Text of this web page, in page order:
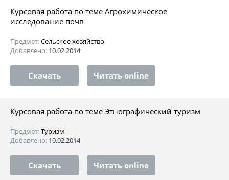
Курсовая работа по теме Агрохимическое
исследование почв
Предмет:Сельское хозяйство
Добавлено: 10.02.2014
Скачать Читать online
Курсовая работа по теме Этнографический туризм
Предмет:Туризм
Добавлено: 10.02.2014
Скачать Читать online